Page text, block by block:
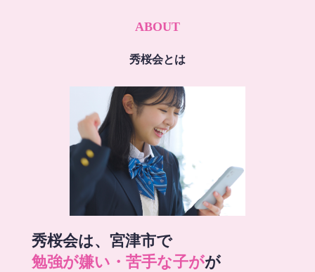
ABOUT
秀桜会とは
秀桜会は、宮津市で
勉強が嫌い・苦手な子がが